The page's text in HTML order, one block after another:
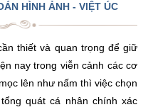
HÌNH ẢNH - VIỆT ÚC
thiết và quan trọng để giữ
nay trong viễn cảnh các cơ
lên như nấm thì việc chọn
quát cá nhân chính xác